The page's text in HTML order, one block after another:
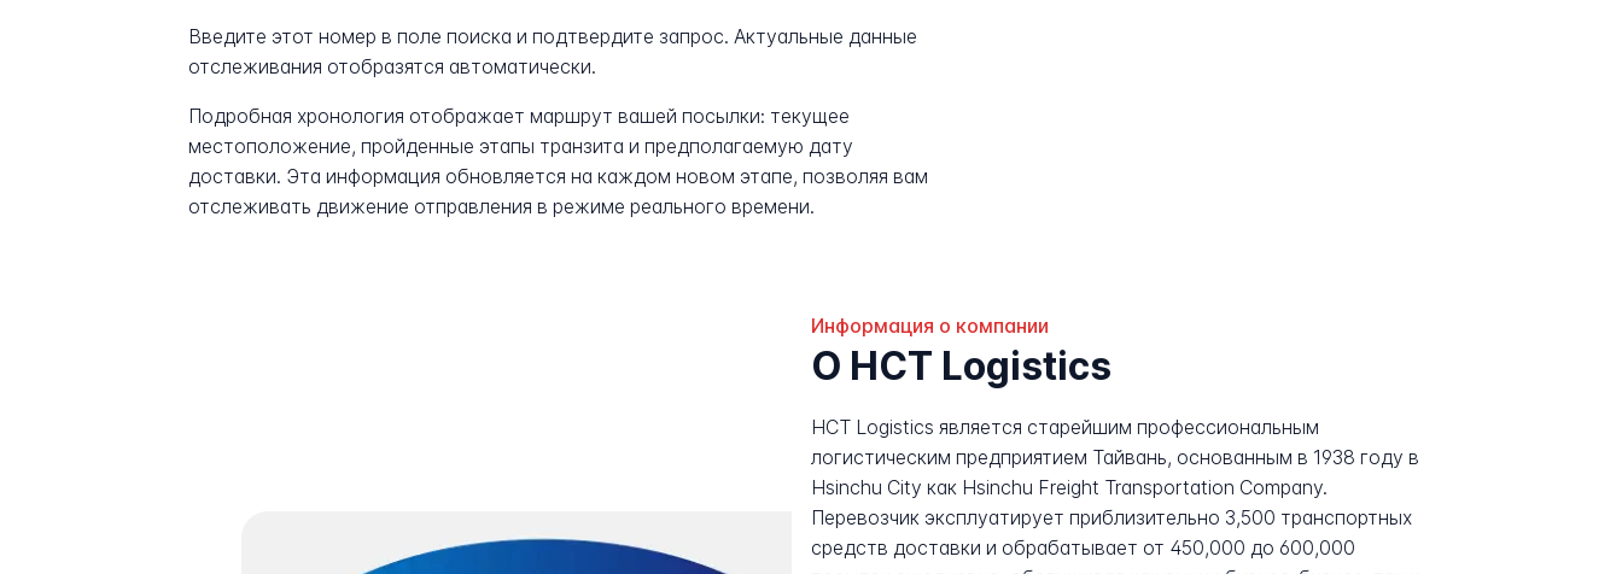
Введите этот номер в поле поиска и подтвердите запрос. Актуальные данные
отслеживания отобразятся автоматически.
Подробная хронология отображает маршрут вашей посылки: текущее
местоположение, пройденные этапы транзита и предполагаемую дату
доставки. Эта информация обновляется на каждом новом этапе, позволяя вам
отслеживать движение отправления в режиме реального времени.
Информация о компании
О HCT Logistics
HCT Logistics является старейшим профессиональным
логистическим предприятием Тайвань, основанным в 1938 году в
Hsinchu City как Hsinchu Freight Transportation Company.
Перевозчик эксплуатирует приблизительно 3,500 транспортных
средств доставки и обрабатывает от 450,000 до 600,000